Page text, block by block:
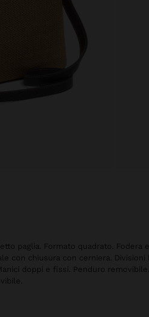
paglia. Formato quadrato. Fodera
con chiusura con cerniera. Divisioni
doppi e fissi. Penduro